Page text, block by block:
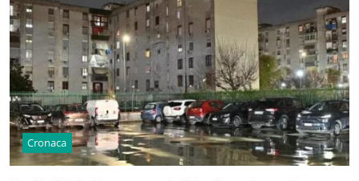
Cronaca